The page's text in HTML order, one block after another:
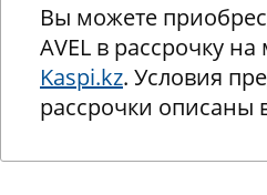
Вы можете
AVEL в рассрочку
Kaspi.kz. Условия
рассрочки описаны